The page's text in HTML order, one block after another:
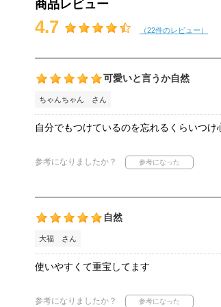
商品レビュー
4.7 （22件のレビュー）
可愛いと言うか自然
ちゃんちゃん さん
自分でもつけているのを忘れるくらいつ
参考になりましたか？
自然
大福 さん
使いやすくて重宝してます
参考になりましたか？